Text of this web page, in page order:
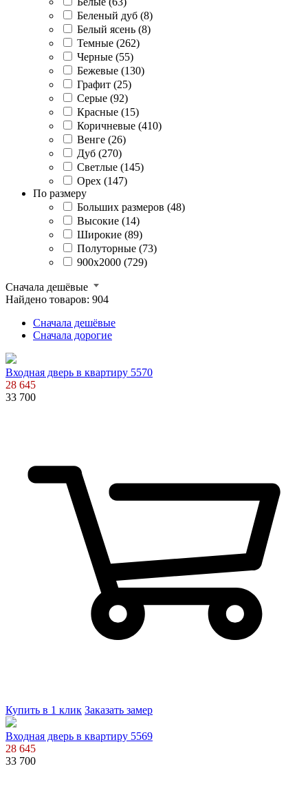
Беленый дуб (8)
Белый ясень (8)
Темные (262)
Черные (55)
Бежевые (130)
Графит (25)
Серые (92)
Красные (15)
Коричневые (410)
Венге (26)
Дуб (270)
Светлые (145)
Орех (147)
По размеру
Больших размеров (48)
Высокие (14)
Широкие (89)
Полуторные (73)
900x2000 (729)
Сначала дешёвые
Найдено товаров: 904
Сначала дешёвые
Сначала дорогие
Входная дверь в квартиру 5570
28 645
33 700
Купить в 1 клик Заказать замер
Входная дверь в квартиру 5569
28 645
33 700